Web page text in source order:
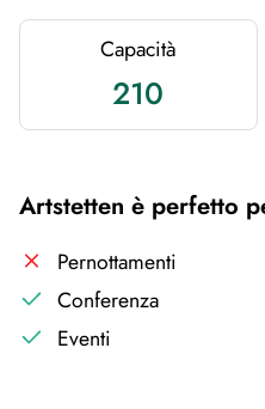
Capacità
210
Artstetten è perfetto
Pernottamenti
Conferenza
Eventi